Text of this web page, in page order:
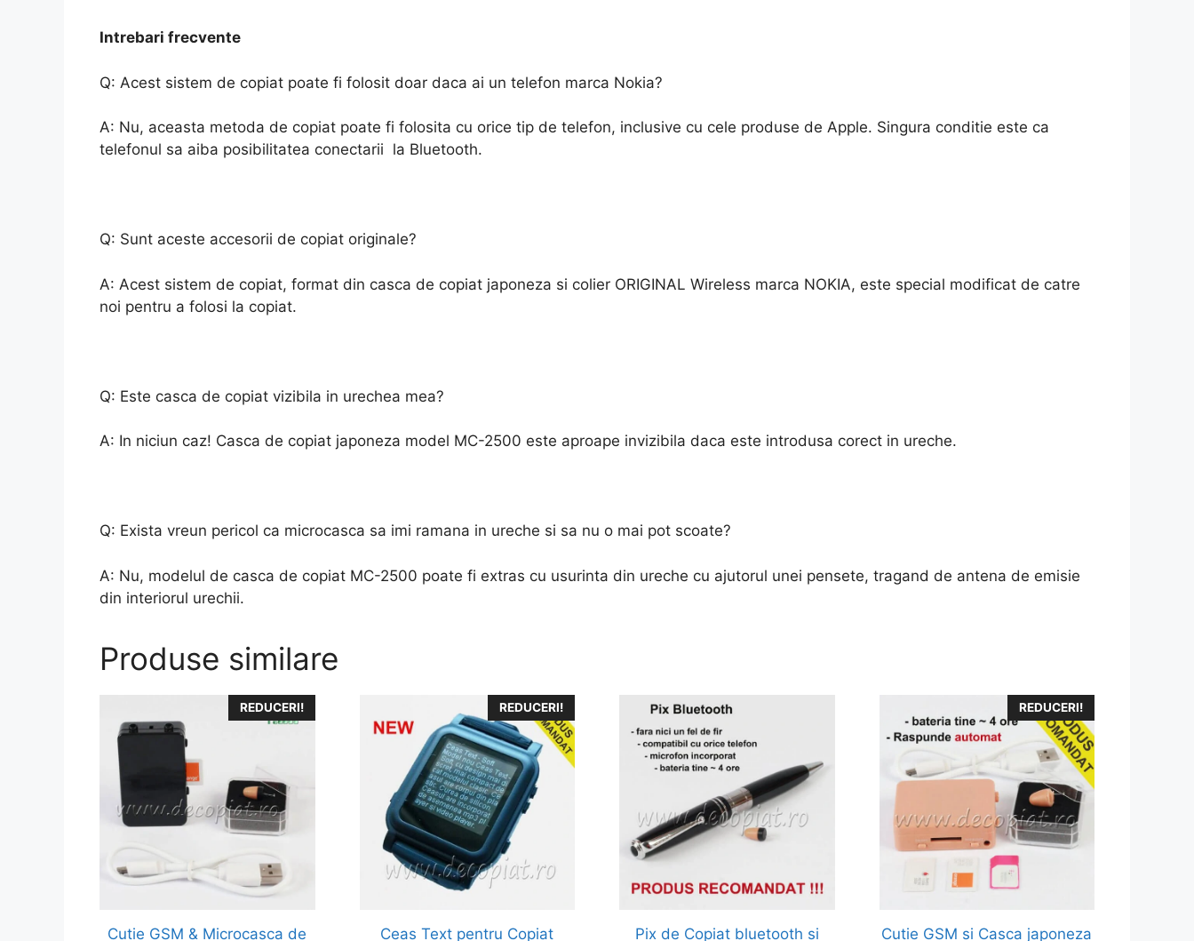
Intrebari frecvente
Q: Acest sistem de copiat poate fi folosit doar daca ai un telefon marca Nokia?
A: Nu, aceasta metoda de copiat poate fi folosita cu orice tip de telefon, inclusive cu cele produse de Apple. Singura conditie este ca
telefonul sa aiba posibilitatea conectarii la Bluetooth.
Q: Sunt aceste accesorii de copiat originale?
A: Acest sistem de copiat, format din casca de copiat japoneza si colier ORIGINAL Wireless marca NOKIA, este special modificat de catre
noi pentru a folosi la copiat.
Q: Este casca de copiat vizibila in urechea mea?
A: In niciun caz! Casca de copiat japoneza model MC-2500 este aproape invizibila daca este introdusa corect in ureche.
Q: Exista vreun pericol ca microcasca sa imi ramana in ureche si sa nu o mai pot scoate?
A: Nu, modelul de casca de copiat MC-2500 poate fi extras cu usurinta din ureche cu ajutorul unei pensete, tragand de antena de emisie
din interiorul urechii.
Produse similare
REDUCERI!
Cutie GSM & Microcasca de
REDUCERI!
Ceas Text pentru Copiat
Pix de Copiat bluetooth si
REDUCERI!
Cutie GSM si Casca japoneza